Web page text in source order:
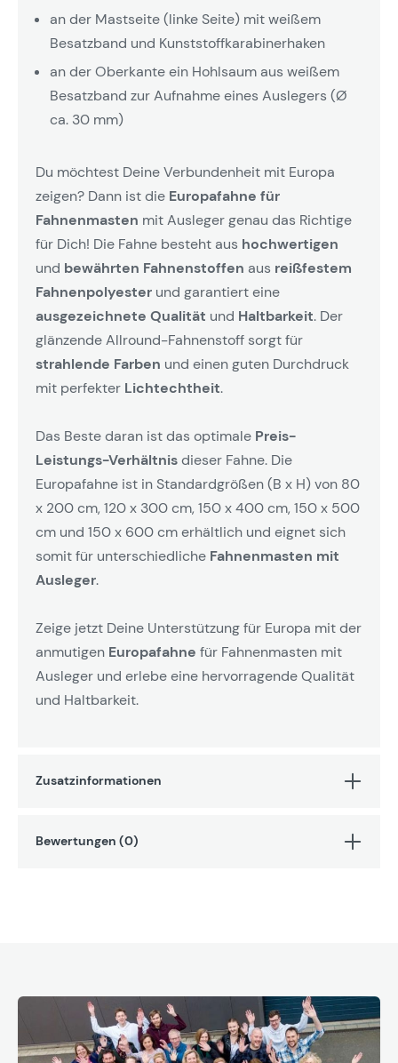
an der Mastseite (linke Seite) mit weißem
Besatzband und Kunststoffkarabinerhaken
an der Oberkante ein Hohlsaum aus weißem
Besatzband zur Aufnahme eines Auslegers (Ø
ca. 30 mm)
Du möchtest Deine Verbundenheit mit Europa
zeigen? Dann ist die Europafahne für
Fahnenmasten mit Ausleger genau das Richtige
für Dich! Die Fahne besteht aus hochwertigen
und bewährten Fahnenstoffen aus reißfestem
Fahnenpolyester und garantiert eine
ausgezeichnete Qualität und Haltbarkeit. Der
glänzende Allround-Fahnenstoff sorgt für
strahlende Farben und einen guten Durchdruck
mit perfekter Lichtechtheit.
Das Beste daran ist das optimale Preis-
Leistungs-Verhältnisdieser Fahne. Die
Europafahne ist in Standardgrößen (B x H) von 80
x 200 cm, 120 x 300 cm, 150 x 400 cm, 150 x 500
cm und 150 x 600 cm erhältlich und eignet sich
somit für unterschiedliche Fahnenmasten mit
Ausleger.
Zeige jetzt Deine Unterstützung für Europa mit der
anmutigen Europafahne für Fahnenmasten mit
Ausleger und erlebe eine hervorragende Qualität
und Haltbarkeit.
Zusatzinformationen
Bewertungen (0)